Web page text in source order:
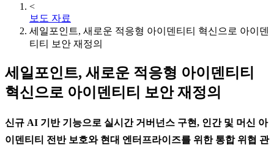
<
보도 자료
세일포인트, 새로운 적응형 아이덴티티 혁신으로 아이덴
티티 보안 재정의
세일포인트, 새로운 적응형 아이덴티티
혁신으로 아이덴티티 보안 재정의
신규 AI 기반 기능으로 실시간 거버넌스 구현, 인간 및 머신 아
이덴티티 전반 보호와 현대 엔터프라이즈를 위한 통합 위협 관